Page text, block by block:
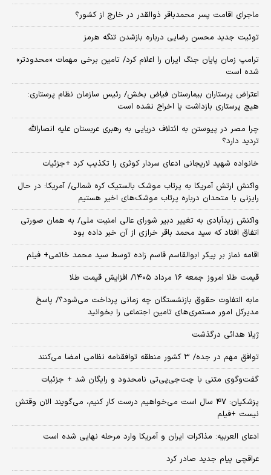
ماجرای اقامت پسر محمدباقر ذوالقدر در خارج از کشور؟
توئیت جدید محسن رضایی درباره بازشدن تنگه هرمز
ترامپ زمان پایان جنگ ایران را اعلام کرد/ تامین برخی مهمات «محدودتر»
شده است
اعتراض پرستاران بیمارستان فیاض بخش/ رئیس سازمان نظام پرستاری:
هیچ پرستاری بازداشت یا اخراج نشده است
چرا مصر در پیوستن به ائتلاف دریایی به رهبری عربستان علیه انصارالله
تردید دارد؟
خانواده شهید لاریجانی ادعای سردار کوثری را تکذیب کرد +جزئیات
واکنش ارتش آمریکا به پرتاب موشک بالستیک کره شمالی/ آمریکا: در حال
رایزنی با متحدان درباره پرتاب موشک‌های اخیر هستیم
واکنش زیدآبادی به تغییر دبیر شورای عالی امنیت ملی/ به همان صورتی
اتفاق افتاد که سید محمد باقر خرازی از آن خبر داده بود
اقامه نماز بر پیکر ابوالقاسم قاسم زاده توسط سید محمد خاتمی+ فیلم
قیمت طلا امروز جمعه ۱۶ مرداد ۱۴۰۵/ افزایش قیمت طلا
مابه التفاوت حقوق بازنشستگان چه زمانی پرداخت می‌شود؟/ پاسخ
مدیرکل امور مستمری‌های تامین اجتماعی را بخوانید
ژیلا هدائی درگذشت
توافق مهم در جده/ ۳ کشور منطقه توافقنامه نظامی امضا می‌کنند
گفت‌وگوی متنی با چت‌جی‌پی‌تی نامحدود و رایگان شد + جزئیات
پزشکیان: ۴۷ سال است می‌خواهیم درست کار کنیم، می‌گویند الان وقتش
نیست +فیلم
ادعای العربیه: مذاکرات ایران و آمریکا وارد مرحله نهایی شده است
عراقچی پیام جدید صادر کرد